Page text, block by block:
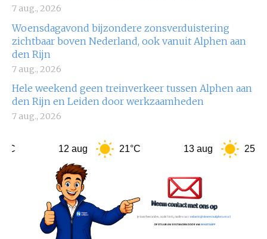
7 aug., 2026
Woensdagavond bijzondere zonsverduistering
zichtbaar boven Nederland, ook vanuit Alphen aan
den Rijn
7 aug., 2026
Hele weekend geen treinverkeer tussen Alphen aan
den Rijn en Leiden door werkzaamheden
7 aug., 2026
21°C 25°C